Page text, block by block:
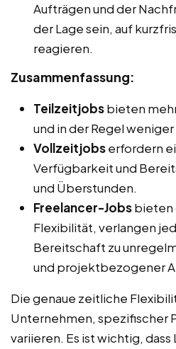
Aufträgen und der
der Lage sein, auf
reagieren.
Zusammenfassung:
Teilzeitjobsbieten
und in der Regel
Vollzeitjobserfordern
Verfügbarkeit und
und Überstunden.
Freelancer-Jobsbieten
Flexibilität, verlangen
Bereitschaft zu
und projektbezogener
Die genaue zeitliche
Unternehmen, spezifischer
variieren. Es ist wichtig,